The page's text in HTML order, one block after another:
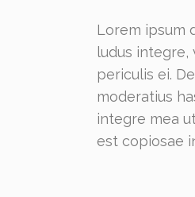
Lorem ipsum
ludus integre,
periculis ei.
moderatius
integre mea
est copiosae